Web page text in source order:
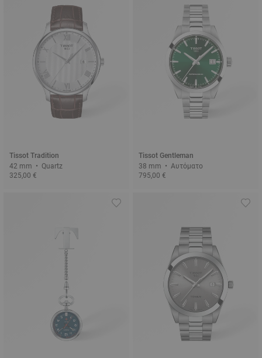
Tissot Tradition
42 mm • Quartz
325,00 €
Tissot Gentleman
38 mm • Αυτόματο
795,00 €